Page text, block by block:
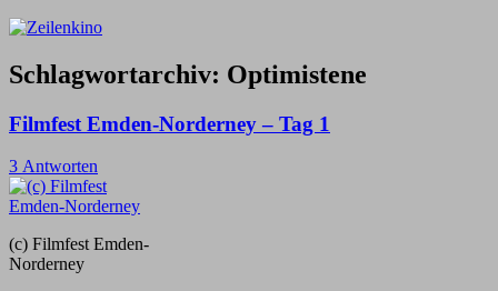
Schlagwortarchiv: Optimistene
Filmfest Emden-Norderney – Tag 1
3 Antworten
(c) Filmfest Emden-
Norderney